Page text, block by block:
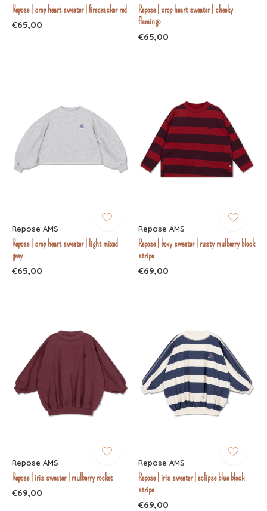
Repose | crop heart sweater | firecracker red
€65,00
Repose | crop heart sweater | cheeky
flamingo
€65,00
Repose AMS
Repose | crop heart sweater | light mixed
grey
€65,00
Repose AMS
Repose | boxy sweater | rusty mulberry block
stripe
€69,00
Repose AMS
Repose | iris sweater | mulberry rocket
€69,00
Repose AMS
Repose | iris sweater | eclipse blue block
stripe
€69,00